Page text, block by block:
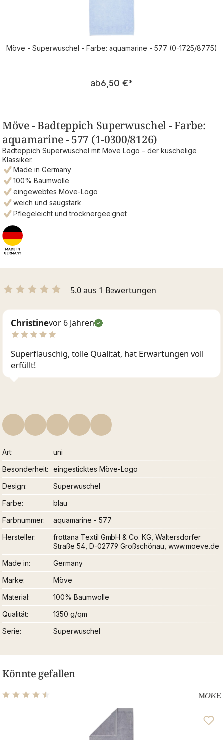
Möve - Superwuschel - Farbe: aquamarine - 577 (0-1725/8775)
Regulärer Preis:
ab6,50 €*
Möve - Badteppich Superwuschel - Farbe:
aquamarine - 577 (1-0300/8126)
Badteppich Superwuschel mit Möve Logo – der kuschelige
Klassiker.
Made in Germany
100% Baumwolle
eingewebtes Möve-Logo
weich und saugstark
Pflegeleicht und trocknergeeignet
5.0 aus 1 Bewertungen
Christinevor 6 Jahren
Superflauschig, tolle Qualität, hat Erwartungen voll
erfüllt!
Art
uni
Besonderheit
eingesticktes Möve-Logo
Design
Superwuschel
Farbe
blau
Farbnummer
aquamarine - 577
Hersteller
frottana Textil GmbH & Co. KG, Waltersdorfer
Straße 54, D-02779 Großschönau, www.moeve.de
Made in
Germany
Marke
Möve
Material
100% Baumwolle
Qualität
1350 g/qm
Serie
Superwuschel
Könnte gefallen
Durchschnittliche Bewertung von 4.48 von 5 Sternen